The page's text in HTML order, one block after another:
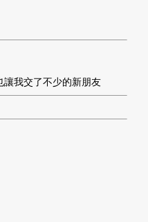
讓我交了不少的新朋友